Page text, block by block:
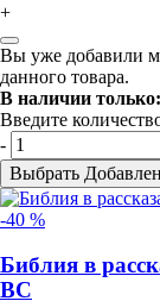
+
Вы уже добавили
данного товара.
В наличии только:
Введите
-
Выбрать
-40 %
Библия в
ВС